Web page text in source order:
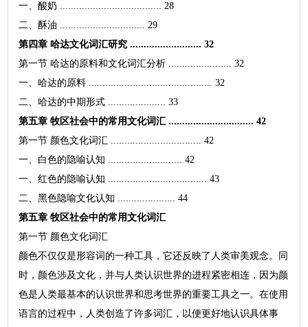
一、酸奶 ..................................... 28
二、酥油 ............................... 29
第四章 哈达文化词汇研究 .......................... 32
第一节 哈达的原料和文化词汇分析 ....................... 32
一、哈达的原料 ............................................. 32
二、哈达的中期形式 ..................... 33
第五章 牧区社会中的常用文化词汇 ............................... 42
第一节 颜色文化词汇 ................................. 42
一、白色的隐喻认知 ........................... 42
一、红色的隐喻认知 .................................... 43
二、黑色隐喻文化认知 ..................... 44
第五章 牧区社会中的常用文化词汇
第一节 颜色文化词汇
颜色不仅仅是形容词的一种工具，它还反映了人类审美观念。同
时，颜色涉及文化，并与人类认识世界的进程紧密相连，因为颜
色是人类最基本的认识世界和思考世界的重要工具之一。在使用
语言的过程中，人类创造了许多词汇，以便更好地认识具体事